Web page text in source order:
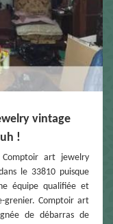
vintage
!
art jewelry
le 33810 puisque
équipe qualifiée et
grenier. Comptoir art
de débarras de